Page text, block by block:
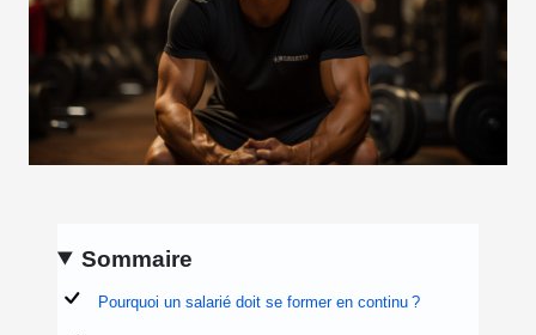
Sommaire
Pourquoi un salarié doit se former en continu ?